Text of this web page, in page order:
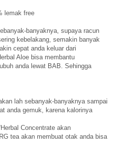
lemak free
banyaknya, supaya racun
kebelakang, semakin banyak
cepat anda keluar dari
Aloe bisa membantu
anda lewat BAB. Sehingga
lah sebanyak-banyaknya sampai
anda gemuk, karena kalorinya
Concentrate akan
tea akan membuat otak anda bisa